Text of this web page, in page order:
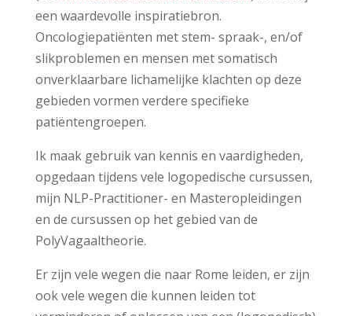
een waardevolle inspiratiebron.
Oncologiepatiënten met stem- spraak-, en/of
slikproblemen en mensen met somatisch
onverklaarbare lichamelijke klachten op deze
gebieden vormen verdere specifieke
patiëntengroepen.
Ik maak gebruik van kennis en vaardigheden,
opgedaan tijdens vele logopedische cursussen,
mijn NLP-Practitioner- en Masteropleidingen
en de cursussen op het gebied van de
PolyVagaaltheorie.
Er zijn vele wegen die naar Rome leiden, er zijn
ook vele wegen die kunnen leiden tot